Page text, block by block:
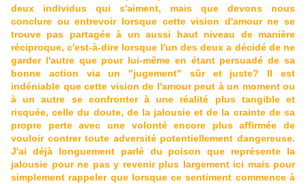
deux individus qui s'aiment, mais que devons nous
conclure ou entrevoir lorsque cette vision d'amour ne se
trouve pas partagée à un aussi haut niveau de manière
réciproque, c'est-à-dire lorsque l'un des deux a décidé de ne
garder l'autre que pour lui-même en étant persuadé de sa
bonne action via un "jugement" sûr et juste? Il est
indéniable que cette vision de l'amour peut à un moment ou
à un autre se confronter à une réalité plus tangible et
risquée, celle du doute, de la jalousie et de la crainte de sa
propre perte avec une volonté encore plus affirmée de
vouloir contrer toute adversité potentiellement dangereuse.
J'ai déjà longuement parlé du poison que représente la
jalousie pour ne pas y revenir plus largement ici mais pour
simplement rappeler que lorsque ce sentiment commence à